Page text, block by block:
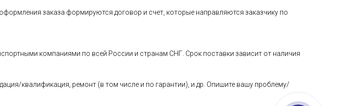
заказа формируются договор и счет, которые направляются заказчику по
компаниями по всей России и странам СНГ. Срок поставки зависит от наличия
квалификация, ремонт (в том числе и по гарантии), и др. Опишите вашу проблему/